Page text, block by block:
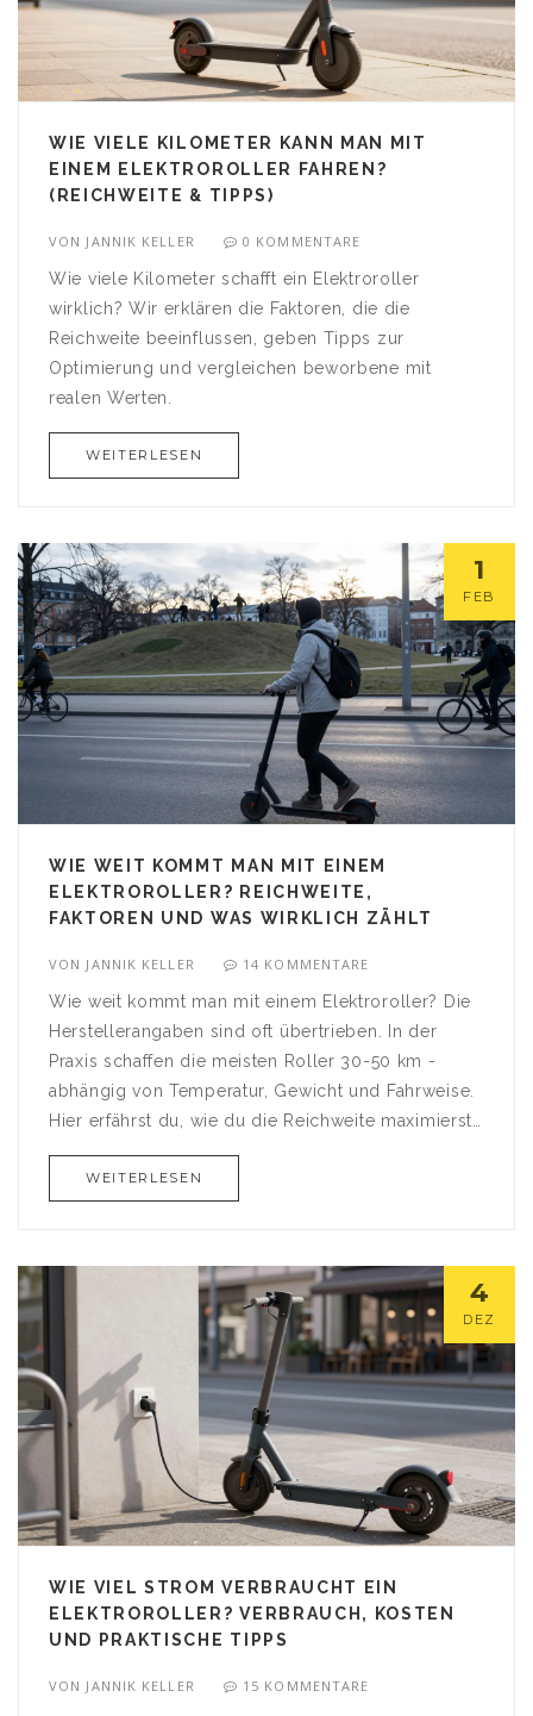
WIE VIELE KILOMETER KANN MAN MIT
EINEM ELEKTROROLLER FAHREN?
(REICHWEITE & TIPPS)
VON JANNIK KELLER 0 KOMMENTARE
Wie viele Kilometer schafft ein Elektroroller
wirklich? Wir erklären die Faktoren, die die
Reichweite beeinflussen, geben Tipps zur
Optimierung und vergleichen beworbene mit
realen Werten.
WEITERLESEN
1
FEB
WIE WEIT KOMMT MAN MIT EINEM
ELEKTROROLLER? REICHWEITE,
FAKTOREN UND WAS WIRKLICH ZÄHLT
VON JANNIK KELLER 14 KOMMENTARE
Wie weit kommt man mit einem Elektroroller? Die
Herstellerangaben sind oft übertrieben. In der
Praxis schaffen die meisten Roller 30-50 km -
abhängig von Temperatur, Gewicht und Fahrweise.
Hier erfährst du, wie du die Reichweite maximierst
WEITERLESEN
4
DEZ
WIE VIEL STROM VERBRAUCHT EIN
ELEKTROROLLER? VERBRAUCH, KOSTEN
UND PRAKTISCHE TIPPS
VON JANNIK KELLER 15 KOMMENTARE